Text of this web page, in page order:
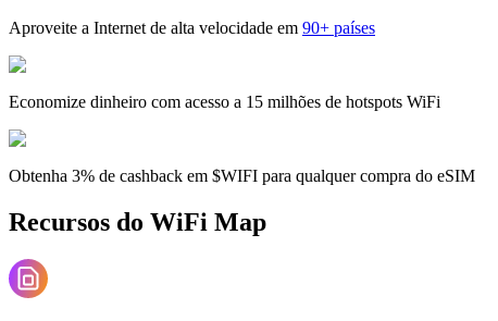
Aproveite a Internet de alta velocidade em 90+ países
Economize dinheiro com acesso a 15 milhões de hotspots WiFi
Obtenha 3% de cashback em $WIFI para qualquer compra do eSIM
Recursos do WiFi Map